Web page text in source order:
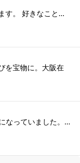
す。 好きなこと...
を宝物に。大阪在
なっていました。...